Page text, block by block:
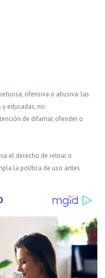
ofensiva o abusiva: las
educadas, no
de difamar, ofender o
el derecho de retirar o
la política de uso antes